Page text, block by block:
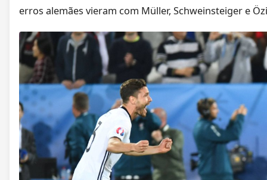
erros alemães vieram com Müller, Schweinsteiger e